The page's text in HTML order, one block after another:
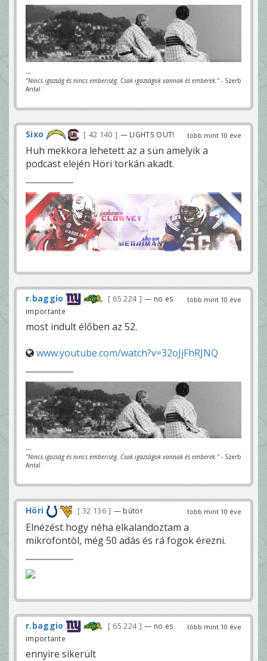
---
"Nincs igazság és nincs emberiség. Csak igazságok vannak és emberek." - Szerb
Antal
több mint 10 éve
Sixo 42 140 — LIGHTS OUT!
Huh mekkora lehetett az a sün amelyik a
podcast elején Höri torkán akadt.
több mint 10 éve
r.baggio 65 224
— no es
importante
most indult élőben az 52.
www.youtube.com/watch?v=32oJjFhRJNQ
---
"Nincs igazság és nincs emberiség. Csak igazságok vannak és emberek." - Szerb
Antal
több mint 10 éve
Höri 32 136 — bútor
Elnézést hogy néha elkalandoztam a
mikrofontòl, még 50 adás és rá fogok érezni.
több mint 10 éve
r.baggio 65 224
— no es
importante
ennyire sikerült